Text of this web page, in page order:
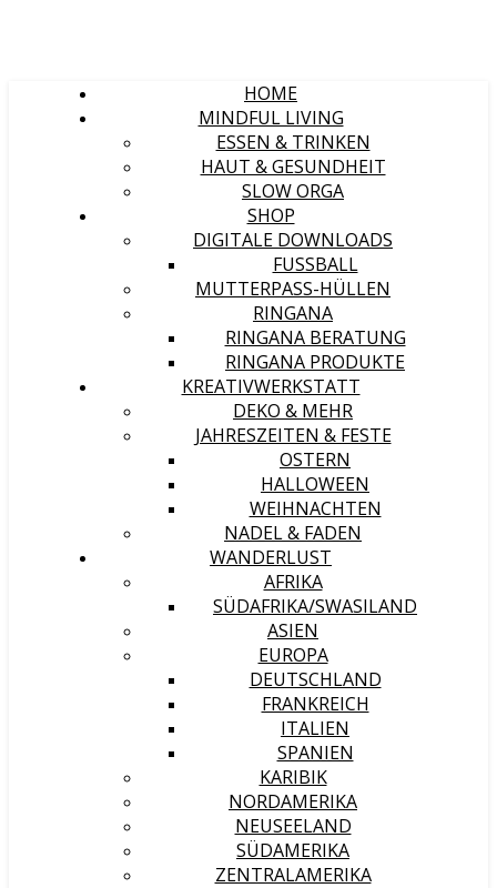
HOME
MINDFUL LIVING
ESSEN & TRINKEN
HAUT & GESUNDHEIT
SLOW ORGA
SHOP
DIGITALE DOWNLOADS
FUSSBALL
MUTTERPASS-HÜLLEN
RINGANA
RINGANA BERATUNG
RINGANA PRODUKTE
KREATIVWERKSTATT
DEKO & MEHR
JAHRESZEITEN & FESTE
OSTERN
HALLOWEEN
WEIHNACHTEN
NADEL & FADEN
WANDERLUST
AFRIKA
SÜDAFRIKA/SWASILAND
ASIEN
EUROPA
DEUTSCHLAND
FRANKREICH
ITALIEN
SPANIEN
KARIBIK
NORDAMERIKA
NEUSEELAND
SÜDAMERIKA
ZENTRALAMERIKA